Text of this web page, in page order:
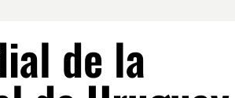
de la